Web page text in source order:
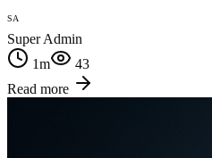
SA
Super Admin
1m
43
Read more